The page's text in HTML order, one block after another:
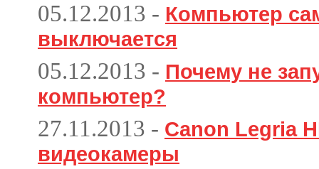
05.12.2013 - Компьютер
выключается
05.12.2013 - Почему не
компьютер?
27.11.2013 - Canon Legria
видеокамеры